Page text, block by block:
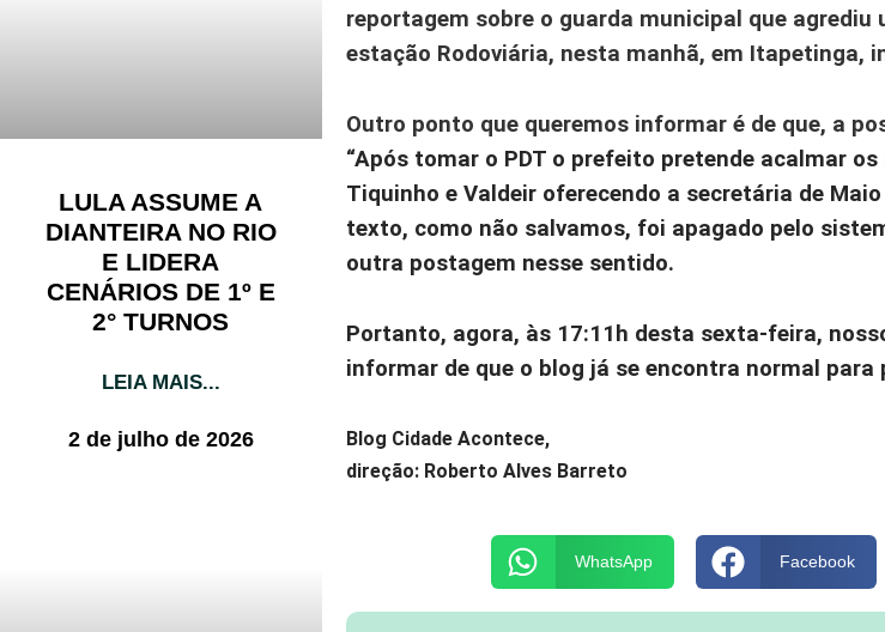
LULA ASSUME A
DIANTEIRA NO RIO
E LIDERA
CENÁRIOS DE 1º E
2° TURNOS
LEIA MAIS...
2 de julho de 2026
reportagem sobre o guarda municipal que agrediu
estação Rodoviária, nesta manhã, em Itapetinga,
Outro ponto que queremos informar é de que, a
“Após tomar o PDT o prefeito pretende acalmar
Tiquinho e Valdeir oferecendo a secretária de
texto, como não salvamos, foi apagado pelo
outra postagem nesse sentido.
Portanto, agora, às 17:11h desta sexta-feira,
informar de que o blog já se encontra normal
Blog Cidade Acontece,
direção: Roberto Alves Barreto
WhatsApp Facebook